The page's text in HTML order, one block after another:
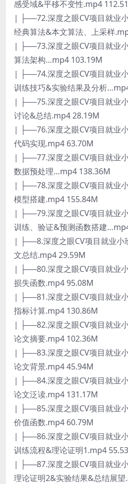
感受域&平移不变性.mp4
| ├──72.深度之眼CV项目就业
经典算法&本文算法、上采样
| ├──73.深度之眼CV项目就业
算法架构…mp4 103.19M
| ├──74.深度之眼CV项目就业
训练技巧&实验结果及分析
| ├──75.深度之眼CV项目就业
讨论&总结.mp4 28.19M
| ├──76.深度之眼CV项目就业
代码实现.mp4 63.70M
| ├──77.深度之眼CV项目就业
数据预处理…mp4 138.36M
| ├──78.深度之眼CV项目就业
模型搭建.mp4 155.84M
| ├──79.深度之眼CV项目就业
训练、验证&预测函数搭建
| ├──8.深度之眼CV项目就业小
文总结.mp4 29.59M
| ├──80.深度之眼CV项目就业
损失函数.mp4 95.08M
| ├──81.深度之眼CV项目就业
指标计算.mp4 130.86M
| ├──82.深度之眼CV项目就业
论文摘要.mp4 102.36M
| ├──83.深度之眼CV项目就业
论文背景.mp4 45.94M
| ├──84.深度之眼CV项目就业
论文泛读.mp4 131.17M
| ├──85.深度之眼CV项目就业
价值函数.mp4 60.79M
| ├──86.深度之眼CV项目就业
训练流程&理论证明1.mp4
| ├──87.深度之眼CV项目就业
理论证明2&实验结果&总结展